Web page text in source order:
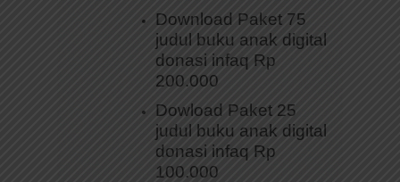
Download Paket 75
judul buku anak digital
donasi infaq Rp
200.000
Dowload Paket 25
judul buku anak digital
donasi infaq Rp
100.000